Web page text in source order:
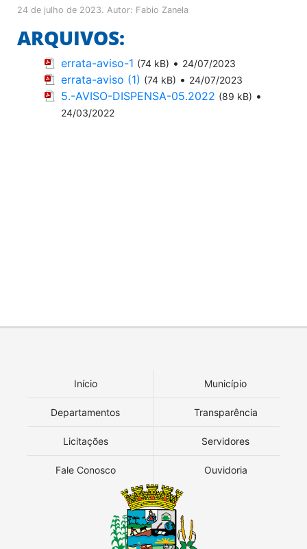
24 de julho de 2023. Autor: Fabio Zanela
ARQUIVOS:
errata-aviso-1 (74 kB) • 24/07/2023
errata-aviso (1) (74 kB) • 24/07/2023
5.-AVISO-DISPENSA-05.2022 (89 kB) •
24/03/2022
Início Município
Departamentos Transparência
Licitações Servidores
Fale Conosco Ouvidoria